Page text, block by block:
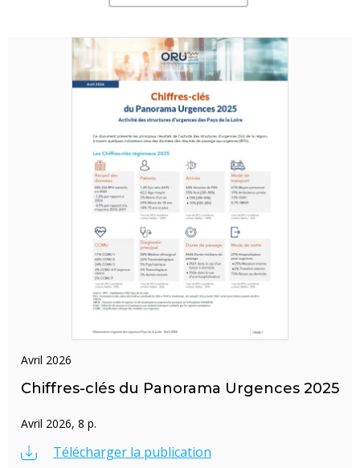
avril 2026
Chiffres-clés du Panorama Urgences 2025
Avril 2026, 8 p.
Télécharger la publication